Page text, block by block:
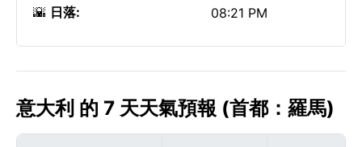
🌇 日落: 08:21 PM
意大利 的 7 天天氣預報 (首都：羅馬)